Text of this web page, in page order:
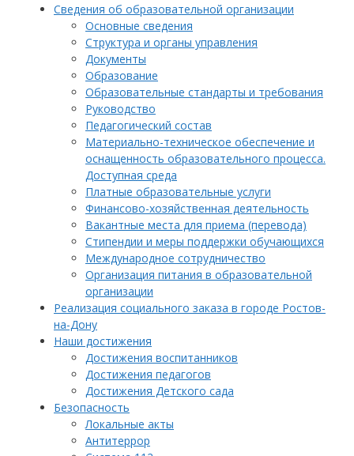
Сведения об образовательной организации
Основные сведения
Структура и органы управления
Документы
Образование
Образовательные стандарты и требования
Руководство
Педагогический состав
Материально-техническое обеспечение и
оснащенность образовательного процесса.
Доступная среда
Платные образовательные услуги
Финансово-хозяйственная деятельность
Вакантные места для приема (перевода)
Стипендии и меры поддержки обучающихся
Международное сотрудничество
Организация питания в образовательной
организации
Реализация социального заказа в городе Ростов-
на-Дону
Наши достижения
Достижения воспитанников
Достижения педагогов
Достижения Детского сада
Безопасность
Локальные акты
Антитеррор